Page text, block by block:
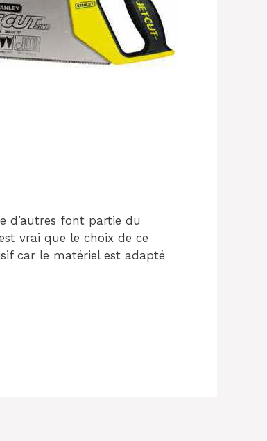
d’autres font partie du
vrai que le choix de ce
car le matériel est adapté